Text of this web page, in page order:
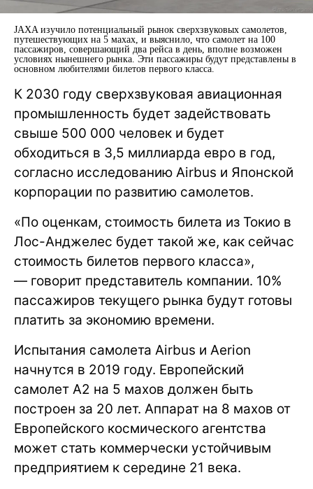
JAXA изучило потенциальный рынок сверхзвуковых самолетов,
путешествующих на 5 махах, и выяснило, что самолет на 100
пассажиров, совершающий два рейса в день, вполне возможен
условиях нынешнего рынка. Эти пассажиры будут представлены в
основном любителями билетов первого класса.
К 2030 году сверхзвуковая авиационная
промышленность будет задействовать
свыше 500 000 человек и будет
обходиться в 3,5 миллиарда евро в год,
согласно исследованию Airbus и Японской
корпорации по развитию самолетов.
«По оценкам, стоимость билета из Токио в
Лос-Анджелес будет такой же, как сейчас
стоимость билетов первого класса»,
— говорит представитель компании. 10%
пассажиров текущего рынка будут готовы
платить за экономию времени.
Испытания самолета Airbus и Aerion
начнутся в 2019 году. Европейский
самолет A2 на 5 махов должен быть
построен за 20 лет. Аппарат на 8 махов от
Европейского космического агентства
может стать коммерчески устойчивым
предприятием к середине 21 века.